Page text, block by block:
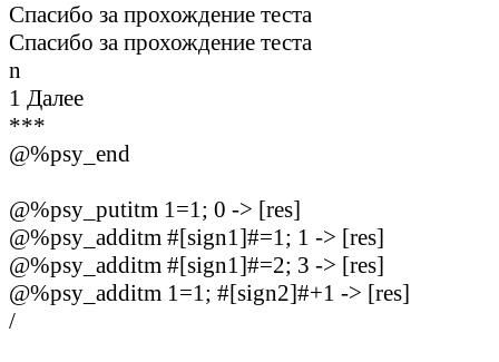
Спасибо за прохождение теста
Спасибо за прохождение теста
n
1 Далее
***
@%psy_end
@%psy_putitm 1=1; 0 -> [res]
@%psy_additm #[sign1]#=1; 1 -> [res]
@%psy_additm #[sign1]#=2; 3 -> [res]
@%psy_additm 1=1; #[sign2]#+1 -> [res]
/